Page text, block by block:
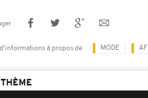
à propos de MODE